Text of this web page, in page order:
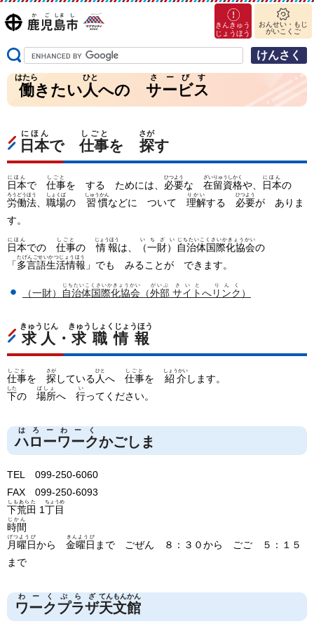
鹿児島市
し）
マグ
マシ
ティ
鹿児
島市
きんきゅう
じょうほう
おんせい・もじ
がいこくご
働
はたら
きたい人
ひと
への サービス
さーびす
日本
にほん
で仕事
しごと
を 探
さが
す
日本
にほん
で 仕事
しごと
を する ためには、 必要
ひつよう
な 在留資格
ざいりゅうしかく
や、 日本
にほん
の
労働法
ろうどうほう
、 職場
しょくば
の 習慣
しゅうかん
などに ついて 理解
りかい
する 必要
ひつよう
が ありま
す。
日本
にほん
での 仕事
しごと
の 情報
じょうほう
は、 （一財）
いちざい
自治体国際化協会
じちたいこくさいかきょうかい
の
「多言語生活情報
たげんごせいかつじょうほう
」でも みることが できます。
（一財） 自治体国際化協会
じちたいこくさいかきょうかい
（外部
がいぶ
サイト
さいと
へリンク
りんく
）
求人
きゅうじん
・ 求職情報
きゅうしょくじょうほう
仕事
しごと
を 探
さが
している 人
ひと
へ 仕事
しごと
を 紹介
しょうかい
します。
下
した
の 場所
ばしょ
へ 行
い
ってください。
ハローワーク
はろーわーく
かごしま
TEL 099-250-6060
FAX 099-250-6093
下荒田
しもあらた
1丁目
ちょうめ
時間
じかん
月曜日
げつようび
から 金曜日
きんようび
まで ごぜん ８：３０から ごご ５：１５
まで
ワークプラザ
わーくぷらざ
天文館
てんもんかん